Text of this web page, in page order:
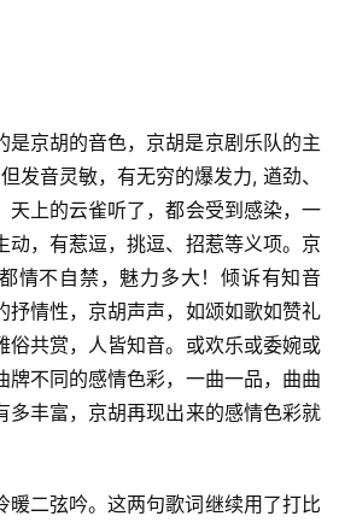
是京胡的音色，京胡是京剧乐队的主
发音灵敏， 有无穷的爆发力, 遒劲、
天上的云雀听了，都会受到感染，一
动，有惹逗，挑逗、招惹等义项。京
情不自禁，魅力多大！ 倾诉有知音
抒情性，京胡声声，如颂如歌如赞礼
俗共赏，人皆知音。或欢乐或委婉或
牌不同的感情色彩，一曲一品，曲曲
多丰富，京胡再现出来的感情色彩就
暖二弦吟。这两句歌词继续用了打比